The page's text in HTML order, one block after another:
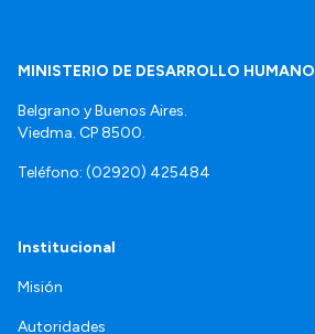
MINISTERIO DE DESARROLLO HUMANO
Belgrano y Buenos Aires.
Viedma. CP 8500.
Teléfono: (02920) 425484
Institucional
Misión
Autoridades